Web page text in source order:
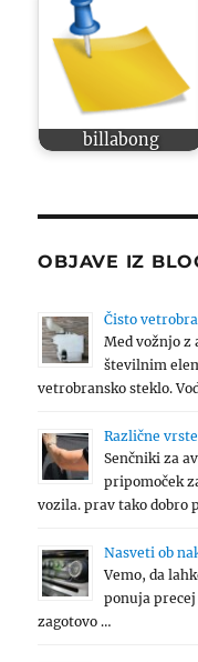
billabong
OBJAVE IZ
Čisto
Med vožnjo z
številnim
vetrobransko steklo.
Različne
Senčniki za
pripomoček
vozila. prav tako dobro
Nasveti ob
Vemo, da
ponuja
zagotovo …